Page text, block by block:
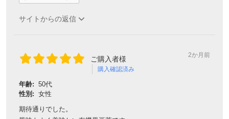
サイトからの返信
ご購入者様
購入確認済み
2か月前
年齢: 50代
性別: 女性
期待通りでした。